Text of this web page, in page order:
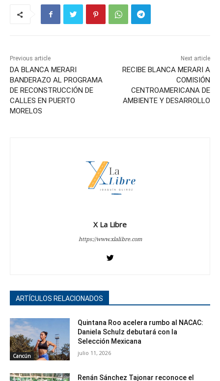
Previous article
DA BLANCA MERARI
BANDERAZO AL PROGRAMA
DE RECONSTRUCCIÓN DE
CALLES EN PUERTO
MORELOS
Next article
RECIBE BLANCA MERARI A
COMISIÓN
CENTROAMERICANA DE
AMBIENTE Y DESARROLLO
X La Libre
https://www.xlalibre.com
ARTÍCULOS RELACIONADOS
Cancún
Quintana Roo acelera rumbo al NACAC:
Daniela Schulz debutará con la
Selección Mexicana
julio 11, 2026
Renán Sánchez Tajonar reconoce el